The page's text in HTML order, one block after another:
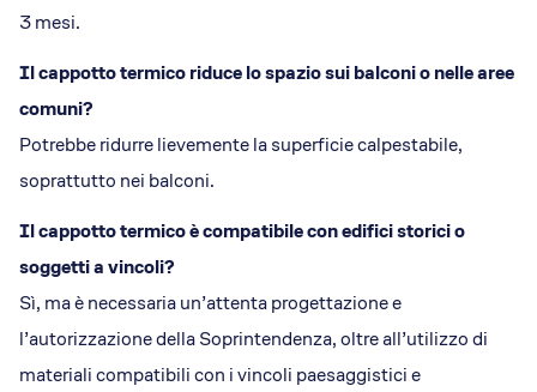
3 mesi.
Il cappotto termico riduce lo spazio sui balconi o nelle aree
comuni?
Potrebbe ridurre lievemente la superficie calpestabile,
soprattutto nei balconi.
Il cappotto termico è compatibile con edifici storici o
soggetti a vincoli?
Sì, ma è necessaria un’attenta progettazione e
l’autorizzazione della Soprintendenza, oltre all’utilizzo di
materiali compatibili con i vincoli paesaggistici e